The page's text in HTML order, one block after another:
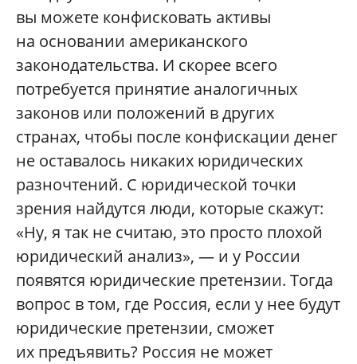
вы можете конфисковать активы
на основании американского
законодательства. И скорее всего
потребуется принятие аналогичных
законов или положений в других
странах, чтобы после конфискации денег
не оставалось никаких юридических
разночтений. С юридической точки
зрения найдутся люди, которые скажут:
«Ну, я так не считаю, это просто плохой
юридический анализ», — и у России
появятся юридические претензии. Тогда
вопрос в том, где Россия, если у нее будут
юридические претензии, сможет
их предъявить? Россия не может